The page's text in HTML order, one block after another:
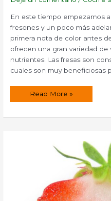
En este tiempo empezamos
fresones y un poco más
primera nota de color antes
ofrecen una gran variedad de
nutrientes. Las fresas son
cuales son muy beneficiosas
Propiedades
Read More »